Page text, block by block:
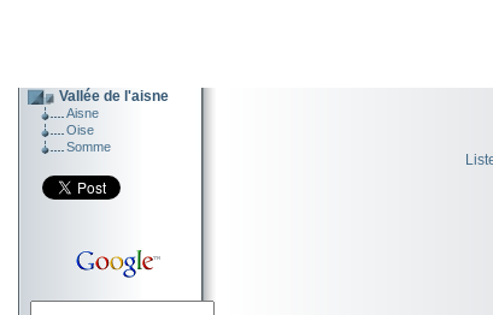
Vallée de l'aisne
Aisne
Oise
Somme